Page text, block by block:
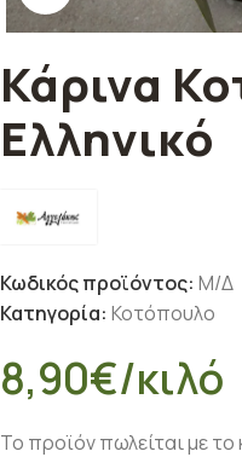
Κάρινα
Ελληνικό
Κωδικός προϊόντος: Μ/Δ
Κατηγορία: Κοτόπουλο
8,90€/κιλό
Το προϊόν πωλείται με το